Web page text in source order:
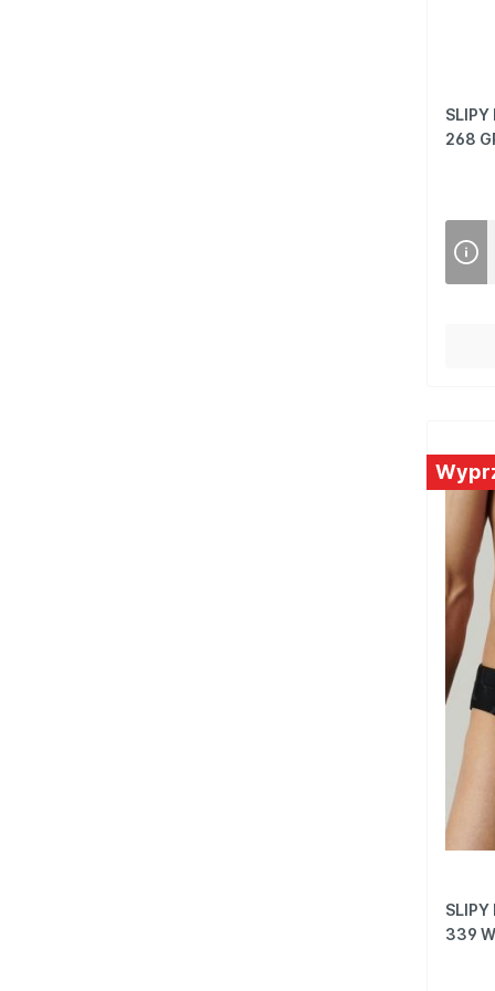
SLIPY
268
SLIPY
339